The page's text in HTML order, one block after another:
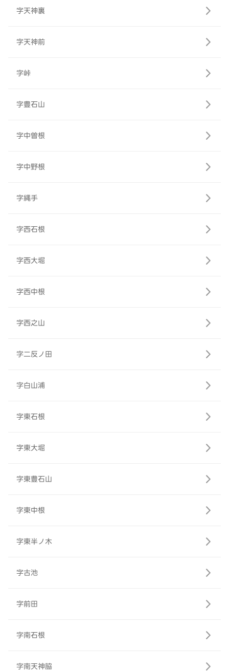
字天神裏
字天神前
字峠
字豊石山
字中曽根
字中野根
字縄手
字西石根
字西大堀
字西中根
字西之山
字二反ノ田
字白山浦
字東石根
字東大堀
字東豊石山
字東中根
字東半ノ木
字古池
字前田
字南石根
字南天神脇